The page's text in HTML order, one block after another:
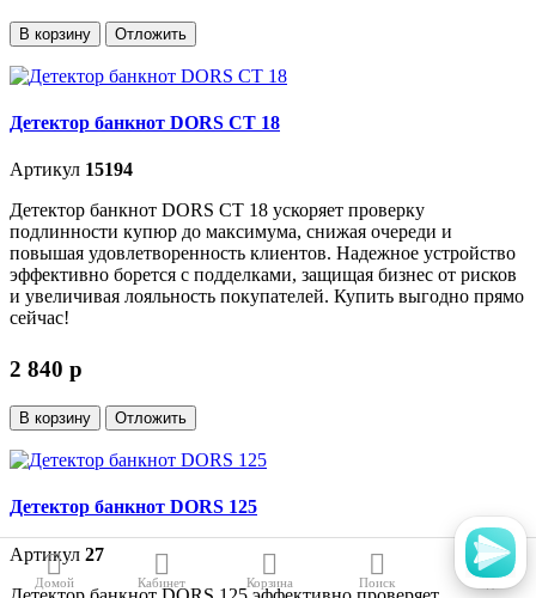
В корзину Отложить
Детектор банкнот DORS CT 18
Артикул 15194
Детектор банкнот DORS CT 18 ускоряет проверку
подлинности купюр до максимума, снижая очереди и
повышая удовлетворенность клиентов. Надежное устройство
эффективно борется с подделками, защищая бизнес от рисков
и увеличивая лояльность покупателей. Купить выгодно прямо
сейчас!
2 840 p
В корзину Отложить
Детектор банкнот DORS 125
Артикул 27
Домой Кабинет Корзина Поиск Вид